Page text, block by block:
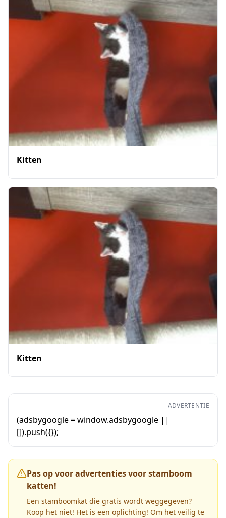
Kitten
Kitten
ADVERTENTIE
(adsbygoogle = window.adsbygoogle ||
[]).push({});
Pas op voor advertenties voor stamboom
katten!
Een stamboomkat die gratis wordt weggegeven?
Koop het niet! Het is een oplichting! Om het veilig te